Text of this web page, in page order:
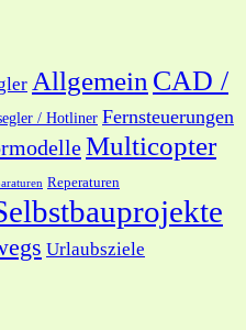
Allgemein CAD /
/ Hotliner Fernsteuerungen
Multicopter
Reperaturen
Urlaubsziele